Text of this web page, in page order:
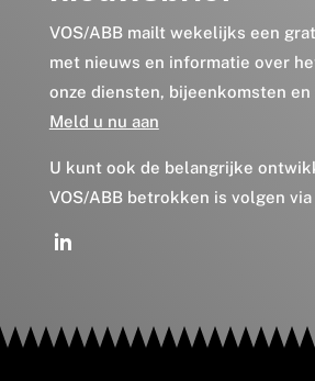
VOS/ABB mailt wekelijks een
met nieuws en informatie over
onze diensten, bijeenkomsten en
Meld u nu aan
U kunt ook de belangrijke
VOS/ABB betrokken is volgen via